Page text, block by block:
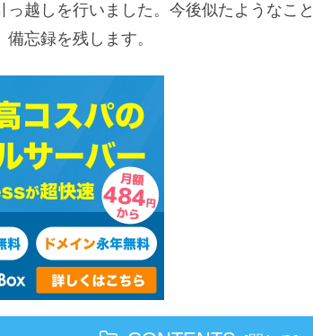
っ越しを行いました。今後似たようなこ
忘録を残します。